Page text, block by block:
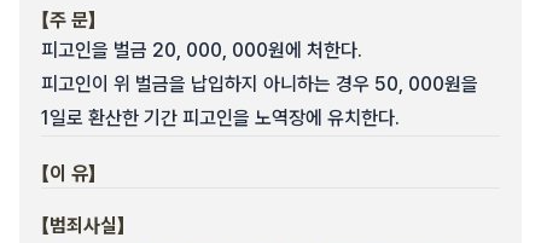
【주 문】
피고인을 벌금 20, 000, 000원에 처한다.
피고인이 위 벌금을 납입하지 아니하는 경우 50, 000원을
1일로 환산한 기간 피고인을 노역장에 유치한다.
【이 유】
【범죄사실】